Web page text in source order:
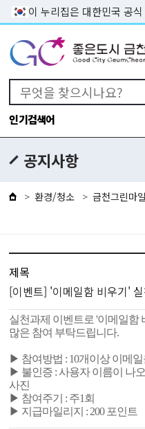
본
이 누리집은 대한민국 공
인기검색어
공지사항
환경/청소 금천그린마
제목
[이벤트] '이메일함 비우기'
실천과제 이벤트로 '이메일함
많은 참여 부탁드립니다.
▶ 참여방법 : 10개이상 이메
▶ 불인증 : 사용자 이름이 나
사진
▶ 참여주기 : 주1회
▶ 지급마일리지 : 200 포인트